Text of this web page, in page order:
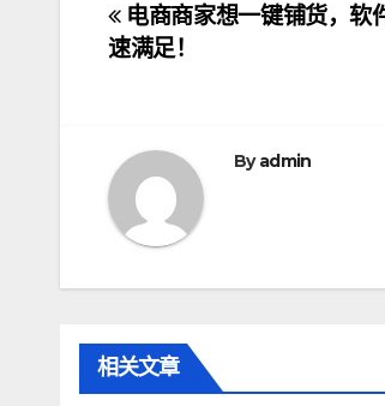
文
章
航
电商商家想一键铺货，软
速满足！
Byadmin
相关文章